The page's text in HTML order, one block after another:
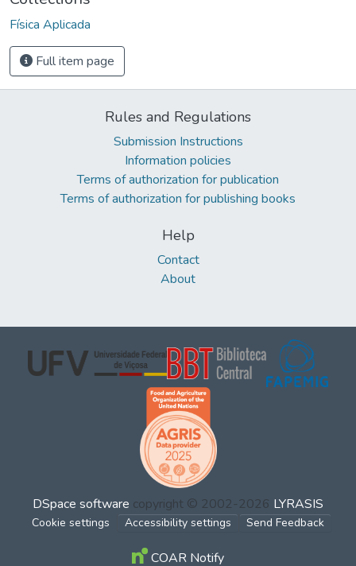
Física Aplicada
Full item page
Rules and Regulations
Submission Instructions
Information policies
Terms of authorization for publication
Terms of authorization for publishing books
Help
Contact
About
DSpace software copyright © 2002-2026 LYRASIS
Cookie settings Accessibility settings Send Feedback
COAR Notify